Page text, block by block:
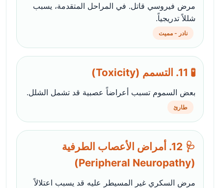
مرض فيروسي قاتل. في المراحل المتقدمة، يسبب
شللاً تدريجياً.
نادر - مميت
🧪 11. التسمم (Toxicity)
بعض السموم تسبب أعراضاً عصبية قد تشمل الشلل.
طارئ
🩺 12. أمراض الأعصاب الطرفية
(Peripheral Neuropathy)
مرض السكري غير المسيطر عليه قد يسبب اعتلالاً